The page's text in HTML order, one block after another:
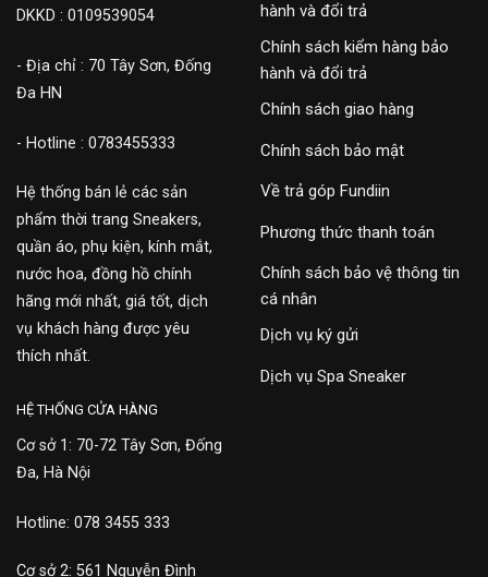
DKKD : 0109539054
- Địa chỉ : 70 Tây Sơn, Đống
Đa HN
- Hotline : 0783455333
Hệ thống bán lẻ các sản
phẩm thời trang Sneakers,
quần áo, phụ kiện, kính mắt,
nước hoa, đồng hồ chính
hãng mới nhất, giá tốt, dịch
vụ khách hàng được yêu
thích nhất.
hành và đổi trả
Chính sách kiểm hàng bảo
hành và đổi trả
Chính sách giao hàng
Chính sách bảo mật
Về trả góp Fundiin
Phương thức thanh toán
Chính sách bảo vệ thông tin
cá nhân
Dịch vụ ký gửi
Dịch vụ Spa Sneaker
HỆ THỐNG CỬA HÀNG
Cơ sở 1: 70-72 Tây Sơn, Đống
Đa, Hà Nội
Hotline: 078 3455 333
Cơ sở 2: 561 Nguyễn Đình